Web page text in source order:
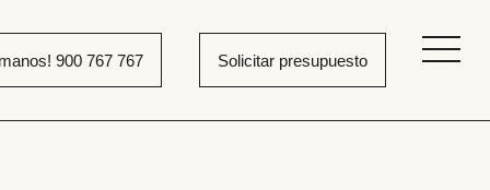
900 767 767 Solicitar presupuesto